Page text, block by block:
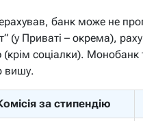
банк може не
(у Приваті – окрема),
соціалки).
вишу.
за стипендію